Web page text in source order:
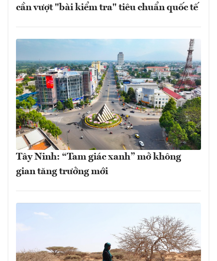
cần vượt "bài kiểm tra" tiêu chuẩn quốc tế
Tây Ninh: “Tam giác xanh” mở không
gian tăng trưởng mới